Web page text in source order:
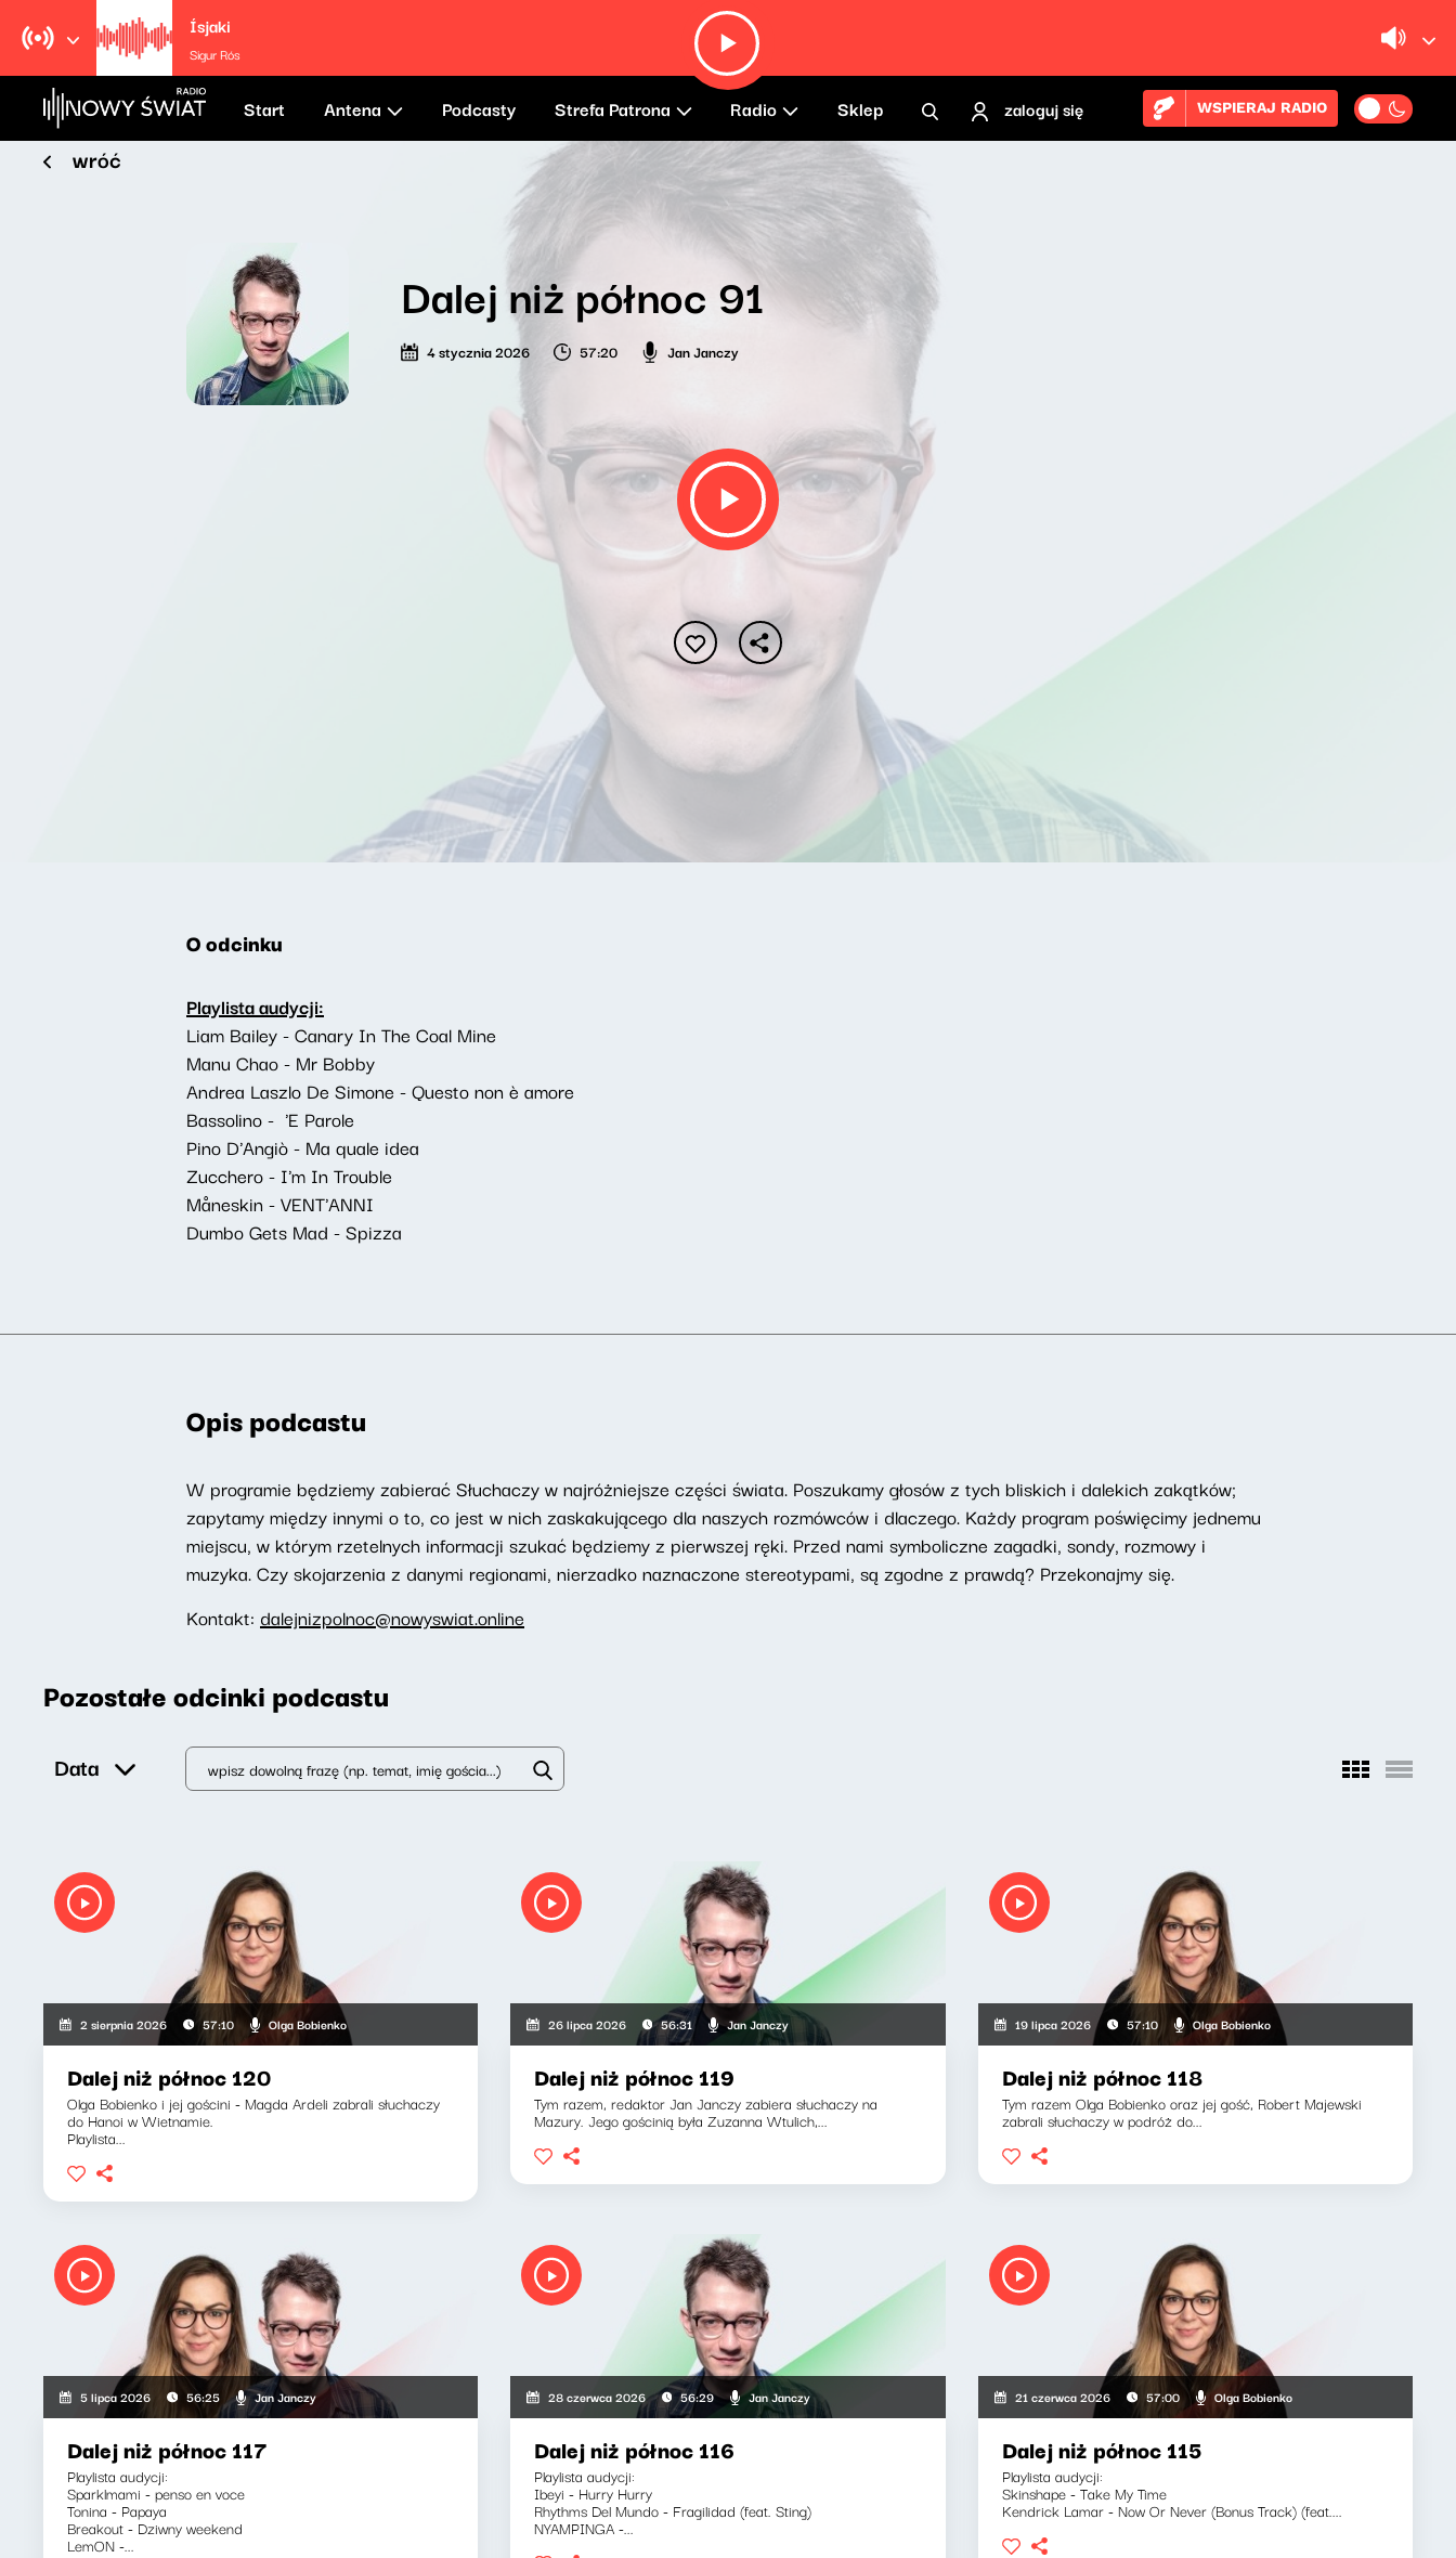
Ísjaki
Sigur Rós
Start Antena Podcasty Strefa Patrona Radio Sklep zaloguj się WSPIERAJ RADIO
wróć
Dalej niż północ 91
4 stycznia 2026 57:20 Jan Janczy
O odcinku
Playlista audycji:
Liam Bailey - Canary In The Coal Mine
Manu Chao - Mr Bobby
Andrea Laszlo De Simone - Questo non è amore
Bassolino - 'E Parole
Pino D'Angiò - Ma quale idea
Zucchero - I'm In Trouble
Måneskin - VENT'ANNI
Dumbo Gets Mad - Spizza
Opis podcastu
W programie będziemy zabierać Słuchaczy w najróżniejsze części świata. Poszukamy głosów z tych bliskich i dalekich zakątków;
zapytamy między innymi o to, co jest w nich zaskakującego dla naszych rozmówców i dlaczego. Każdy program poświęcimy jednemu
miejscu, w którym rzetelnych informacji szukać będziemy z pierwszej ręki. Przed nami symboliczne zagadki, sondy, rozmowy i
muzyka. Czy skojarzenia z danymi regionami, nierzadko naznaczone stereotypami, są zgodne z prawdą? Przekonajmy się.
Kontakt: dalejnizpolnoc@nowyswiat.online
Pozostałe odcinki podcastu
Data
2 sierpnia 2026 57:10 Olga Bobienko
Dalej niż północ 120
Olga Bobienko i jej gościni - Magda Ardeli zabrali słuchaczy
do Hanoi w Wietnamie.
Playlista...
26 lipca 2026 56:31 Jan Janczy
Dalej niż północ 119
Tym razem, redaktor Jan Janczy zabiera słuchaczy na
Mazury. Jego gościnią była Zuzanna Wtulich,...
19 lipca 2026 57:10 Olga Bobienko
Dalej niż północ 118
Tym razem Olga Bobienko oraz jej gość, Robert Majewski
zabrali słuchaczy w podróż do...
5 lipca 2026 56:25 Jan Janczy
Dalej niż północ 117
Playlista audycji:
Sparklmami - penso en voce
Tonina - Papaya
Breakout - Dziwny weekend
LemON -...
28 czerwca 2026 56:29 Jan Janczy
Dalej niż północ 116
Playlista audycji:
Ibeyi - Hurry Hurry
Rhythms Del Mundo - Fragilidad (feat. Sting)
NYAMPINGA -...
21 czerwca 2026 57:00 Olga Bobienko
Dalej niż północ 115
Playlista audycji:
Skinshape - Take My Time
Kendrick Lamar - Now Or Never (Bonus Track) (feat....